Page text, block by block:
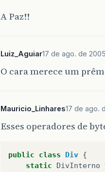
A Paz!!
Luiz_Aguiar17 de ago. de 2005
O cara merece um
Mauricio_Linhares17 de ago.
Esses operadores de
public class Div {
static
DivInterno